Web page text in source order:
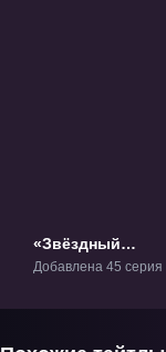
«Звёздный
Властелин» ТВ-1
Добавлена 45 серия